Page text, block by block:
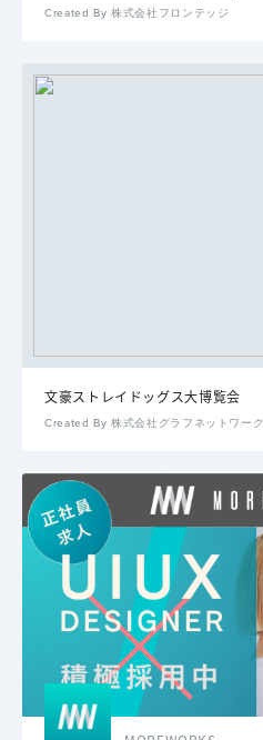
Created By 株式会社フロンテッジ
文豪ストレイドッグス大博覧会
Created By 株式会社グラフネットワーク